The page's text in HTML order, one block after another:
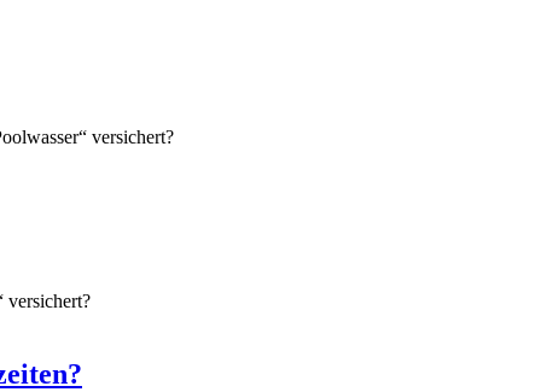
versichert?
versichert?